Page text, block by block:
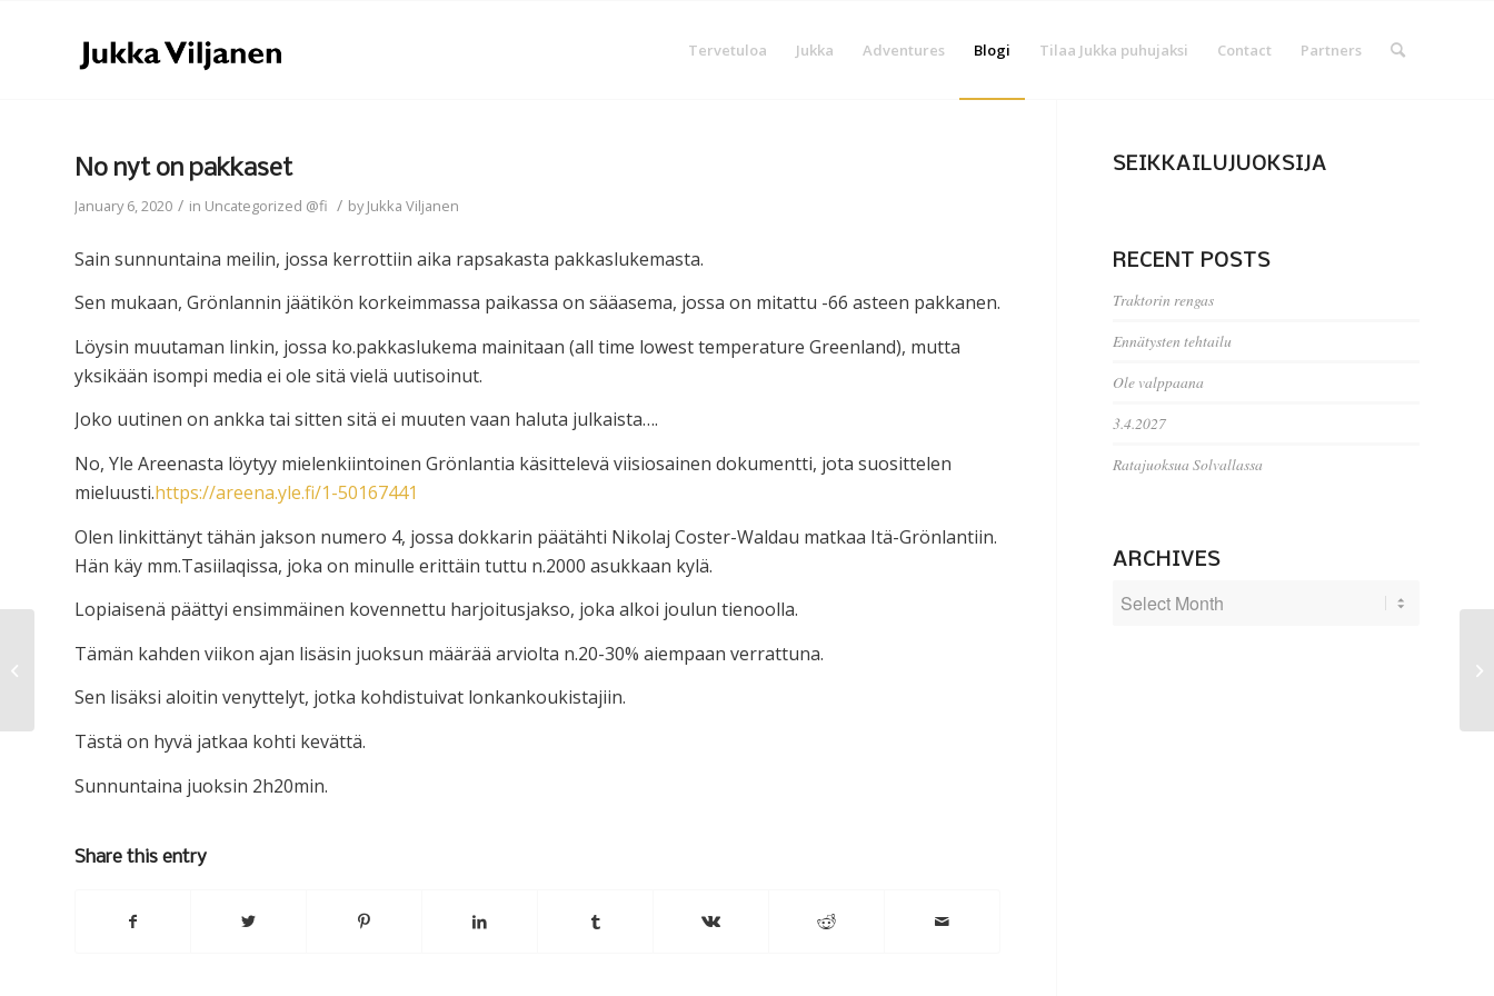
Tervetuloa Jukka Adventures Blogi Tilaa Jukka puhujaksi Contact Partners
No nyt on pakkaset
January 6, 2020 / in Uncategorized @fi / byJukka Viljanen
Sain sunnuntaina meilin, jossa kerrottiin aika rapsakasta pakkaslukemasta.
Sen mukaan, Grönlannin jäätikön korkeimmassa paikassa on sääasema, jossa on mitattu -66 asteen pakkanen.
Löysin muutaman linkin, jossa ko.pakkaslukema mainitaan (all time lowest temperature Greenland), mutta
yksikään isompi media ei ole sitä vielä uutisoinut.
Joko uutinen on ankka tai sitten sitä ei muuten vaan haluta julkaista….
No, Yle Areenasta löytyy mielenkiintoinen Grönlantia käsittelevä viisiosainen dokumentti, jota suosittelen
mieluusti.https://areena.yle.fi/1-50167441
Olen linkittänyt tähän jakson numero 4, jossa dokkarin päätähti Nikolaj Coster-Waldau matkaa Itä-Grönlantiin.
Hän käy mm.Tasiilaqissa, joka on minulle erittäin tuttu n.2000 asukkaan kylä.
Lopiaisenä päättyi ensimmäinen kovennettu harjoitusjakso, joka alkoi joulun tienoolla.
Tämän kahden viikon ajan lisäsin juoksun määrää arviolta n.20-30% aiempaan verrattuna.
Sen lisäksi aloitin venyttelyt, jotka kohdistuivat lonkankoukistajiin.
Tästä on hyvä jatkaa kohti kevättä.
Sunnuntaina juoksin 2h20min.
Share this entry
SEIKKAILUJUOKSIJA
RECENT POSTS
Traktorin rengas
Ennätysten tehtailu
Ole valppaana
3.4.2027
Ratajuoksua Solvallassa
ARCHIVES